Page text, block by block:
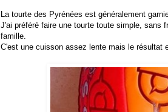
La tourte des Pyrénées est généralement
J'ai préféré faire une tourte toute simple, sans
famille.
C'est une cuisson assez lente mais le résultat